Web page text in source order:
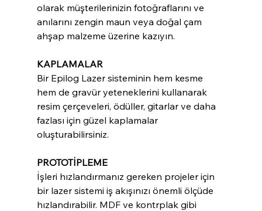
olarak müşterilerinizin fotoğraflarını ve
anılarını zengin maun veya doğal çam
ahşap malzeme üzerine kazıyın.
KAPLAMALAR
Bir Epilog Lazer sisteminin hem kesme
hem de gravür yeteneklerini kullanarak
resim çerçeveleri, ödüller, gitarlar ve daha
fazlası için güzel kaplamalar
oluşturabilirsiniz.
PROTOTİPLEME
İşleri hızlandırmanız gereken projeler için
bir lazer sistemi iş akışınızı önemli ölçüde
hızlandırabilir. MDF ve kontrplak gibi